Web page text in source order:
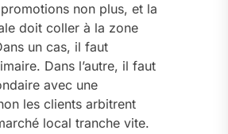
non plus, et la
doit coller à la zone
un cas, il faut
Dans l’autre, il faut
avec une
les clients arbitrent
local tranche vite.